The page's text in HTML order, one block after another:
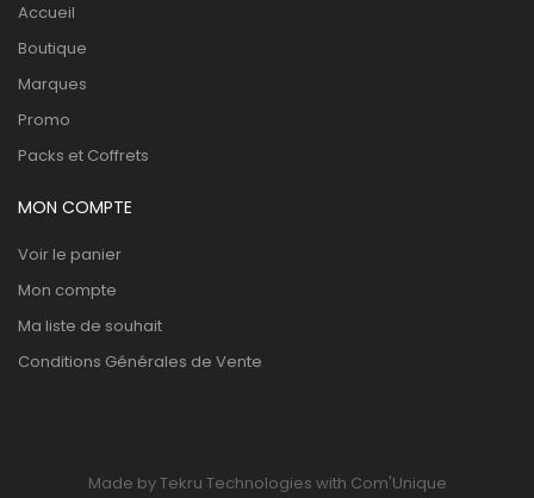
Accueil
Boutique
Marques
Promo
Packs et Coffrets
MON COMPTE
Voir le panier
Mon compte
Ma liste de souhait
Conditions Générales de Vente
Made by Tekru Technologies with Com'Unique